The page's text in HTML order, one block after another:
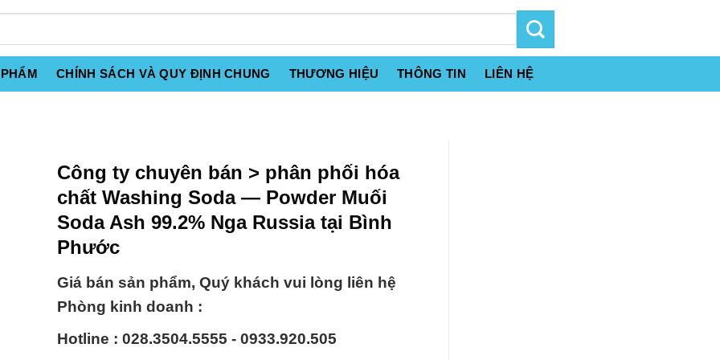
CHÍNH SÁCH VÀ QUY ĐỊNH CHUNG THƯƠNG HIỆU THÔNG TIN LIÊN HỆ
Công ty chuyên bán > phân phối hóa
chất Washing Soda — Powder Muối
Soda Ash 99.2% Nga Russia tại Bình
Phước
Giá bán sản phẩm, Quý khách vui lòng liên hệ
Phòng kinh doanh :
Hotline : 028.3504.5555 - 0933.920.505